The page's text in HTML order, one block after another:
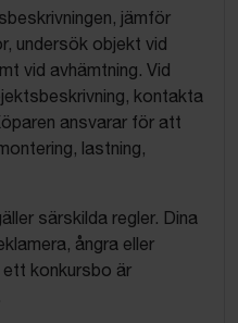
jämför
undersök objekt vid
vid avhämtning. Vid
kontakta
ansvarar för att
lastning,
särskilda regler. Dina
ångra eller
konkursbo är